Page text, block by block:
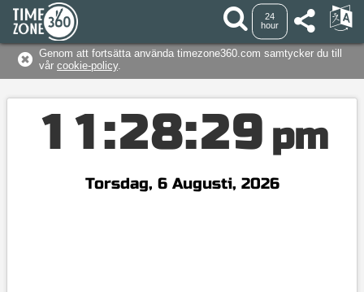
24
hour
Genom att fortsätta använda timezone360.com samtycker du till
vår cookie-policy.
1 1:28:30 pm
Torsdag, 6 Augusti, 2026